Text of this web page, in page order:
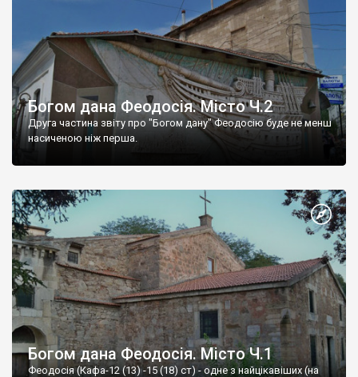
Богом дана Феодосія. Місто Ч.2
Друга частина звіту про "Богом дану" Феодосію буде не менш
насиченою ніж перша.
Богом дана Феодосія. Місто Ч.1
Феодосія (Кафа-12 (13) -15 (18) ст) - одне з найцікавіших (на